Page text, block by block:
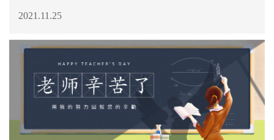
2021.11.25